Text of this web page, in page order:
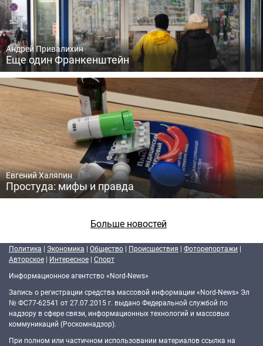
Андрей Привалихин
Еще один Франкенштейн
Евгений Халяпин
Простуда: мифы и правда
Больше новостей
Политика | Экономика | Общество | Происшествия | Фоторепортажи |
Авторское | Интересное | Спорт
Информационное агентство «Nord-News»
Запись о регистрации средства массовой информации «Nord-News» Эл
№ ФС77-62541 от 27.07.2015 г. выдано Федеральной службой по
надзору в сфере связи, информационных технологий и массовых
коммуникаций (Роскомнадзор).
При полном или частичном использовании материалов ссылка на